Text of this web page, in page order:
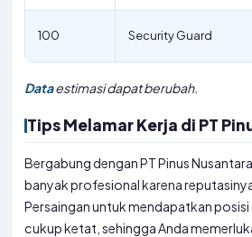
100 Security Guard
Dataestimasi dapat berubah.
Tips Melamar Kerja di PT
Bergabung dengan PT Pinus
banyak profesional karena
Persaingan untuk mendapatkan posisi
cukup ketat, sehingga Anda